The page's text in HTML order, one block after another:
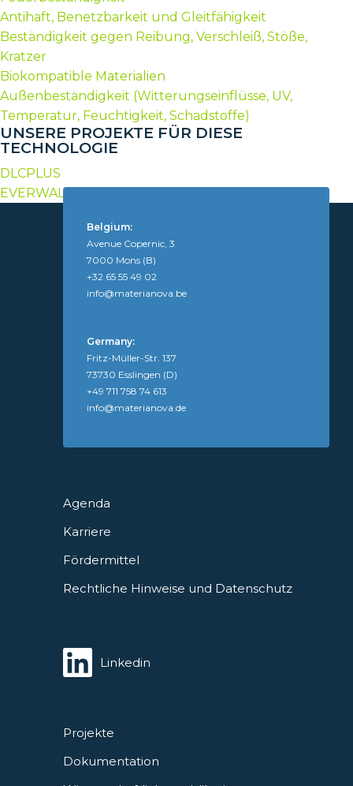
Antihaft, Benetzbarkeit und Gleitfähigkeit
Beständigkeit gegen Reibung, Verschleiß, Stöße,
Kratzer
Biokompatible Materialien
Außenbeständigkeit (Witterungseinflüsse, UV,
Temperatur, Feuchtigkeit, Schadstoffe)
UNSERE PROJEKTE FÜR DIESE
TECHNOLOGIE
DLCPLUS
EVERWALL
Projekte
Dokumentation
Agenda
Karriere
Fördermittel
Rechtliche Hinweise und Datenschutz
Belgium:
Avenue Copernic, 3
7000 Mons (B)
+32 65 55 49 02
info@materianova.be
Germany:
Fritz-Müller-Str. 137
73730 Esslingen (D)
+49 711 758 74 613
info@materianova.de
Linkedin